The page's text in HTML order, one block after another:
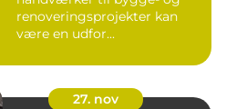
renoveringsprojekter kan
være en udfor...
27. nov